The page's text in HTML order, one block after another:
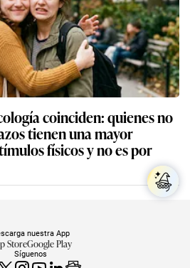
coinciden: quienes no
tienen una mayor
físicos y no es por
Síguenos
nuestra App
StoreGoogle Play